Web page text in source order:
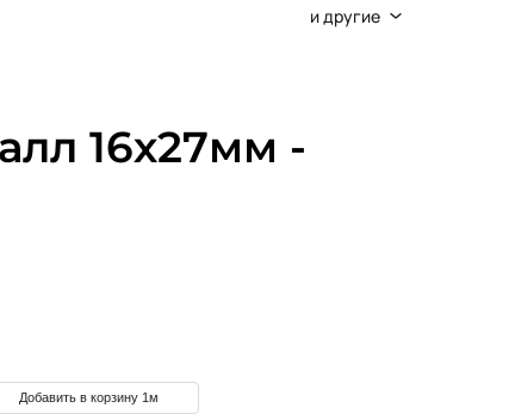
и другие
16х27мм -
Добавить в корзину 1м